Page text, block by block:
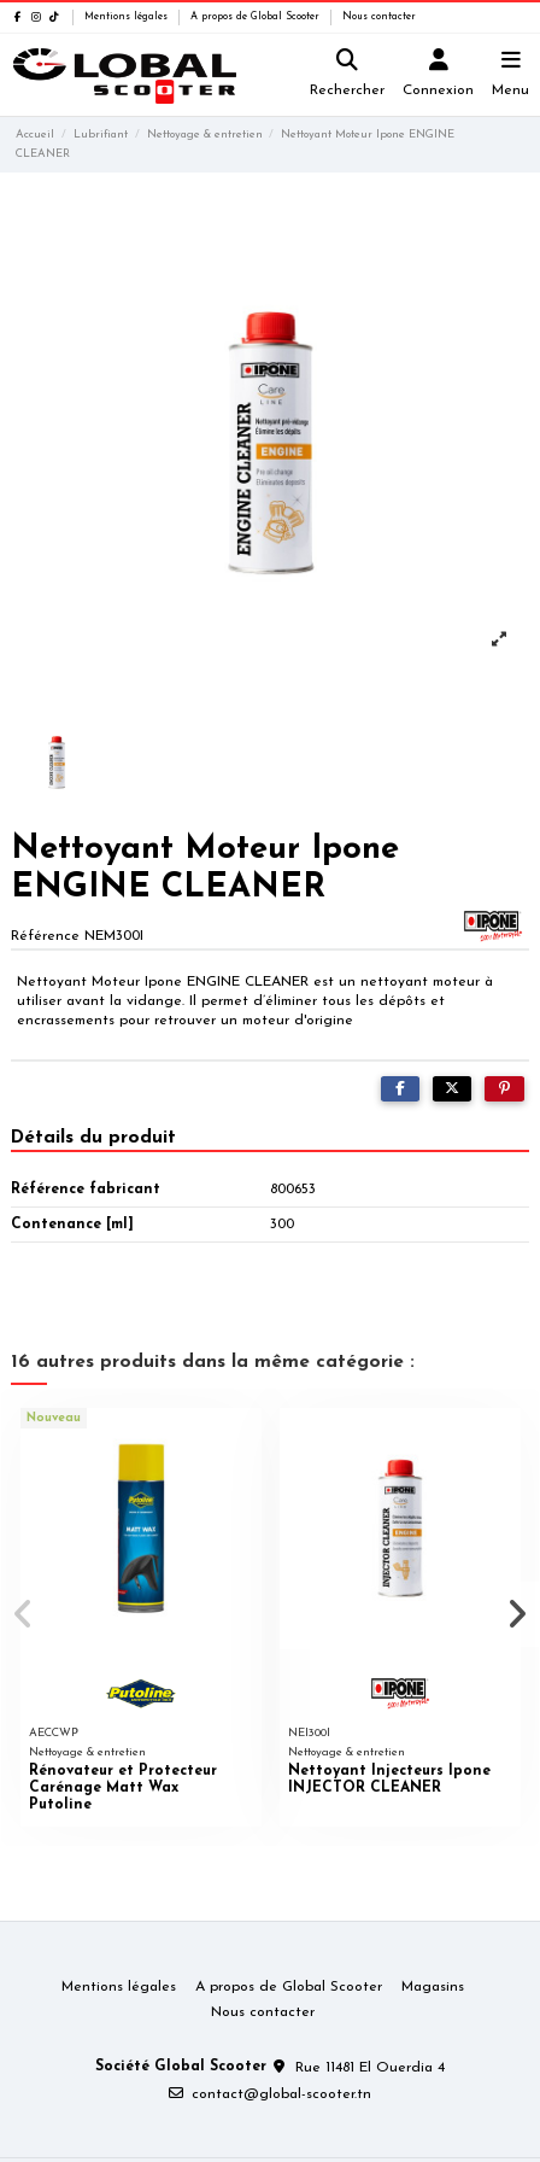
Mentions légales A propos de Global Scooter Nous contacter
Rechercher Connexion Menu
Accueil Lubrifiant Nettoyage & entretien
Nettoyant Moteur Ipone ENGINE
CLEANER
Nettoyant Moteur Ipone
ENGINE CLEANER
Référence NEM300I
Nettoyant Moteur Ipone ENGINE CLEANER est un nettoyant moteur à
utiliser avant la vidange. Il permet d’éliminer tous les dépôts et
encrassements pour retrouver un moteur d'origine
Détails du produit
Référence fabricant 800653
Contenance [ml] 300
16 autres produits dans la même catégorie :
Nouveau
AECCWP
Nettoyage & entretien
Rénovateur et Protecteur
Carénage Matt Wax
Putoline
NEI300I
Nettoyage & entretien
Nettoyant Injecteurs Ipone
INJECTOR CLEANER
Mentions légales A propos de Global Scooter
Magasins
Nous contacter
Société Global Scooter
Rue 11481 El Ouerdia 4
contact@global-scooter.tn